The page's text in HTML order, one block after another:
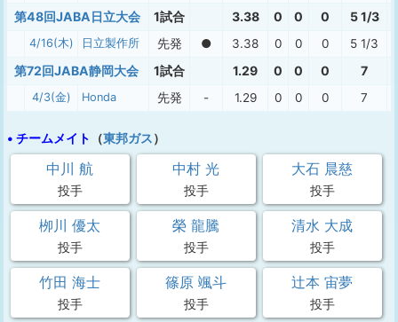
第48回JABA日立大会 1試合 3.38 0 0 0 5 1/3
4/16(木) 日立製作所 先発 ● 3.38 0 0 0 5 1/3
第72回JABA静岡大会 1試合 1.29 0 0 0 7
4/3(金) Honda 先発 - 1.29 0 0 0 7
• チームメイト （東邦ガス）
中川 航
投手
中村 光
投手
大石 晨慈
投手
栁川 優太
投手
榮 龍騰
投手
清水 大成
投手
竹田 海士
投手
篠原 颯斗
投手
辻本 宙夢
投手